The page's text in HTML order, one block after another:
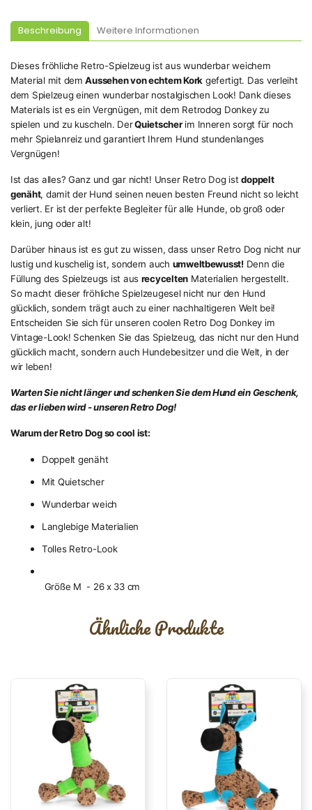
Beschreibung Weitere Informationen
Dieses fröhliche Retro-Spielzeug ist aus wunderbar weichem
Material mit demAussehen von echtem Kork gefertigt. Das verleiht
dem Spielzeug einen wunderbar nostalgischen Look! Dank dieses
Materials ist es ein Vergnügen, mit dem Retrodog Donkey zu
spielen und zu kuscheln. DerQuietscherim Inneren sorgt für noch
mehr Spielanreiz und garantiert Ihrem Hund stundenlanges
Vergnügen!
Ist das alles? Ganz und gar nicht! Unser Retro Dog istdoppelt
genäht, damit der Hund seinen neuen besten Freund nicht so leicht
verliert. Er ist der perfekte Begleiter für alle Hunde, ob groß oder
klein, jung oder alt!
Darüber hinaus ist es gut zu wissen, dass unser Retro Dog nicht nur
lustig und kuschelig ist, sondern auch umweltbewusst!Denn die
Füllung des Spielzeugs ist aus recycelten Materialien hergestellt.
So macht dieser fröhliche Spielzeugesel nicht nur den Hund
glücklich, sondern trägt auch zu einer nachhaltigeren Welt bei!
Entscheiden Sie sich für unseren coolen Retro Dog Donkey im
Vintage-Look! Schenken Sie das Spielzeug, das nicht nur den Hund
glücklich macht, sondern auch Hundebesitzer und die Welt, in der
wir leben!
Warten Sie nicht länger und schenken Sie dem Hund ein Geschenk,
das er lieben wird - unseren Retro Dog!
Warum der Retro Dog so cool ist:
Doppelt genäht
Mit Quietscher
Wunderbar weich
Langlebige Materialien
Tolles Retro-Look
Größe M - 26 x 33 cm
Ähnliche Produkte